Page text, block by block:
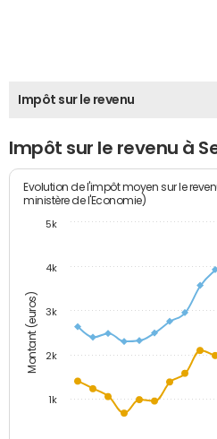
Impôt sur le revenu
Impôt sur le revenu à
Montant (euros)
Evolution de l'impôt moyen sur le
ministère de l'Economie)
1k
2k
3k
4k
5k